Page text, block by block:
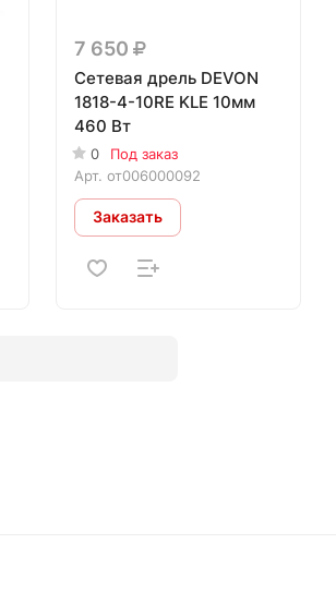
7 650
Сетевая дрель DEVON
1818-4-10RE KLE 10мм
460 Вт
0
Под заказ
Арт.от006000092
Заказать